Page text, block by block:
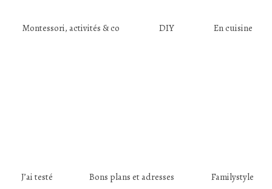
Montessori, activités & co DIY En cuisine
J’ai testé Bons plans et adresses Familystyle